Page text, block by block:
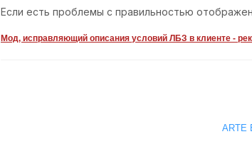
Если есть проблемы с правильностью
Мод, исправляющий описания условий ЛБЗ в клиенте -
ARTE